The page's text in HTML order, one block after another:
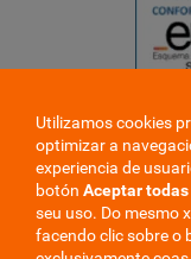
❮
❯
Utilizamos cookies
optimizar a
experiencia de
botón Aceptar
seu uso. Do mesmo
facendo clic sobre o